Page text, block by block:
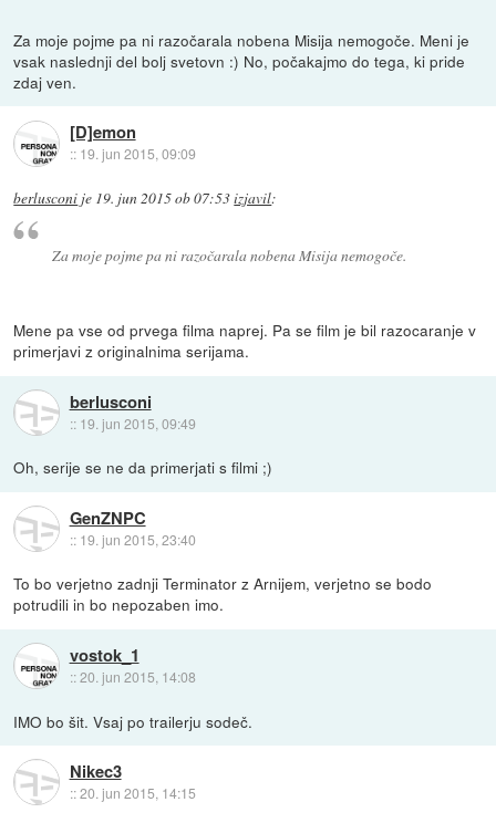
Za moje pojme pa ni razočarala nobena Misija nemogoče. Meni je
vsak naslednji del bolj svetovn :) No, počakajmo do tega, ki pride
zdaj ven.
[D]emon
:: 19. jun 2015, 09:09
berlusconi je 19. jun 2015 ob 07:53izjavil:
Za moje pojme pa ni razočarala nobena Misija nemogoče.
Mene pa vse od prvega filma naprej. Pa se film je bil razocaranje v
primerjavi z originalnima serijama.
berlusconi
:: 19. jun 2015, 09:49
Oh, serije se ne da primerjati s filmi ;)
GenZNPC
:: 19. jun 2015, 23:40
To bo verjetno zadnji Terminator z Arnijem, verjetno se bodo
potrudili in bo nepozaben imo.
vostok_1
::20. jun 2015, 14:08
IMO bo šit. Vsaj po trailerju sodeč.
Nikec3
::20. jun 2015, 14:15